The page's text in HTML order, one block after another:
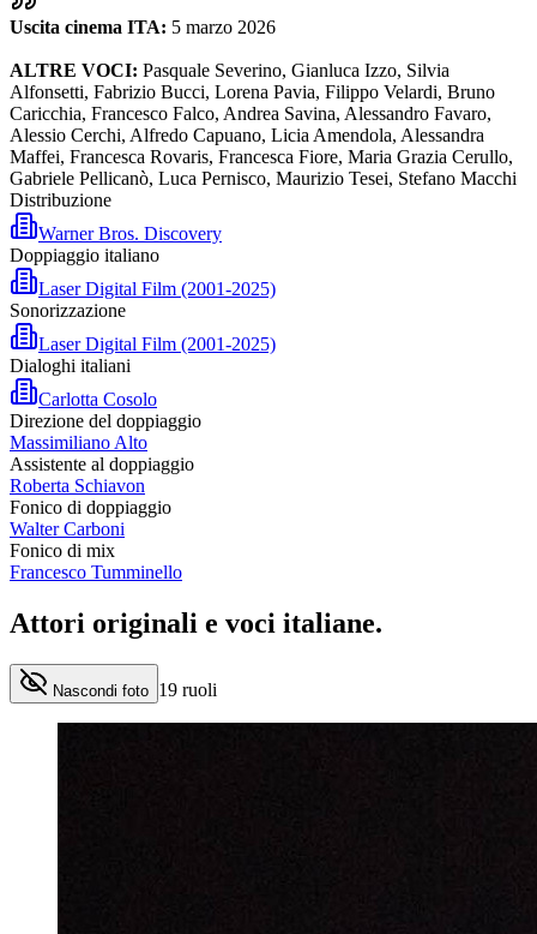
Uscita cinema ITA: 5 marzo 2026
ALTRE VOCI: Pasquale Severino, Gianluca Izzo, Silvia
Alfonsetti, Fabrizio Bucci, Lorena Pavia, Filippo Velardi, Bruno
Caricchia, Francesco Falco, Andrea Savina, Alessandro Favaro,
Alessio Cerchi, Alfredo Capuano, Licia Amendola, Alessandra
Maffei, Francesca Rovaris, Francesca Fiore, Maria Grazia Cerullo,
Gabriele Pellicanò, Luca Pernisco, Maurizio Tesei, Stefano Macchi
Distribuzione
Warner Bros. Discovery
Doppiaggio italiano
Laser Digital Film (2001-2025)
Sonorizzazione
Laser Digital Film (2001-2025)
Dialoghi italiani
Carlotta Cosolo
Direzione del doppiaggio
Massimiliano Alto
Assistente al doppiaggio
Roberta Schiavon
Fonico di doppiaggio
Walter Carboni
Fonico di mix
Francesco Tumminello
Attori originali e voci italiane.
Nascondi foto 19 ruoli